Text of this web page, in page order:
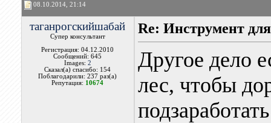
08.10.2014, 21:14
таганрогскийшабай
Супер консультант
Регистрация: 04.12.2010
Сообщений: 645
Images: 2
Сказал(а) спасибо: 154
Поблагодарили: 237 раз(а)
Репутация: 10674
Re: Инструмент
Другое дело
лес, чтобы
подзаработать